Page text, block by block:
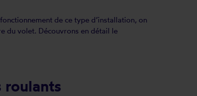
de ce type d’installation, on
du volet. Découvrons en détail le
roulants